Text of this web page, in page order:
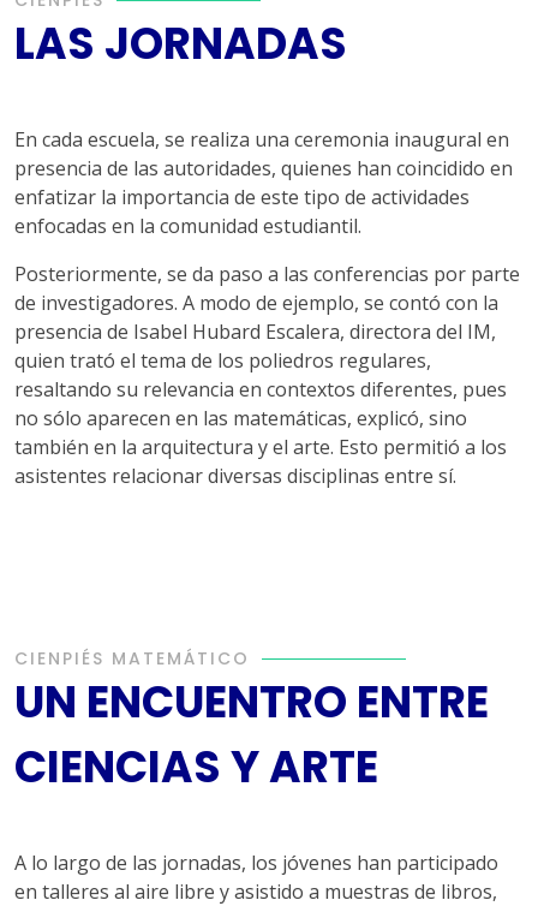
LAS JORNADAS
En cada escuela, se realiza una ceremonia inaugural en
presencia de las autoridades, quienes han coincidido en
enfatizar la importancia de este tipo de actividades
enfocadas en la comunidad estudiantil.
Posteriormente, se da paso a las conferencias por parte
de investigadores. A modo de ejemplo, se contó con la
presencia de Isabel Hubard Escalera, directora del IM,
quien trató el tema de los poliedros regulares,
resaltando su relevancia en contextos diferentes, pues
no sólo aparecen en las matemáticas, explicó, sino
también en la arquitectura y el arte. Esto permitió a los
asistentes relacionar diversas disciplinas entre sí.
CIENPIÉS MATEMÁTICO
UN ENCUENTRO ENTRE
CIENCIAS Y ARTE
A lo largo de las jornadas, los jóvenes han participado
en talleres al aire libre y asistido a muestras de libros,